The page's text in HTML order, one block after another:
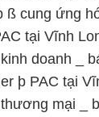
ß cung ứng
tại Vĩnh
doanh _
þ PAC tại
mại _